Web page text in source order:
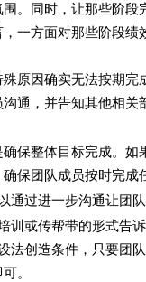
。同时，让那些阶
一方面对那些阶段
确实无法按期完成
通，并告知其他相关
体目标完成。如果
保团队成员按时完
进一步沟通让团队
传帮带的形式告诉
条件，只要团队成
。